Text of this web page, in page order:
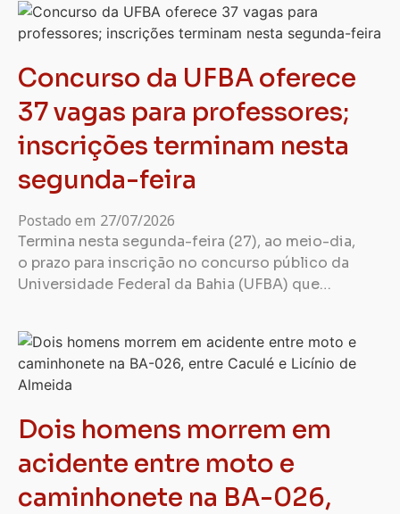
Concurso da UFBA oferece
37 vagas para professores;
inscrições terminam nesta
segunda-feira
Postado em 27/07/2026
Termina nesta segunda-feira (27), ao meio-dia,
o prazo para inscrição no concurso público da
Universidade Federal da Bahia (UFBA) que…
Dois homens morrem em
acidente entre moto e
caminhonete na BA-026,